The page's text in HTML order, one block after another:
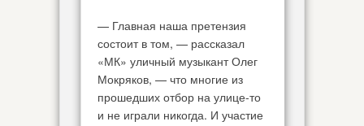
— Главная наша претензия
состоит в том, — рассказал
«МК» уличный музыкант Олег
Мокряков, — что многие из
прошедших отбор на улице-то
и не играли никогда. И участие